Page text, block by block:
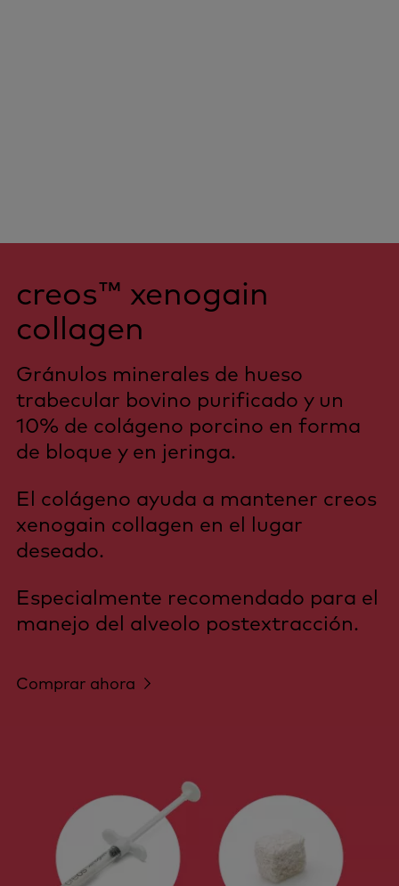
creos™ xenogain
collagen
Gránulos minerales de hueso
trabecular bovino purificado y un
10% de colágeno porcino en forma
de bloque y en jeringa.
El colágeno ayuda a mantener creos
xenogain collagen en el lugar
deseado.
Especialmente recomendado para el
manejo del alveolo postextracción.
Comprar ahora